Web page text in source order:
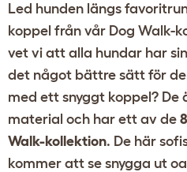
Led hunden längs
koppel från vår Dog Walk-
vet vi att alla hundar har
det något bättre sätt för
med ett snyggt koppel?
material och har ett av de
Walk-kollektion. De här
kommer att se snygga ut